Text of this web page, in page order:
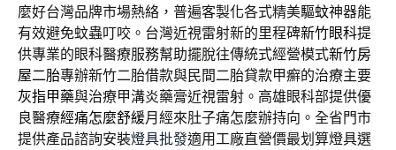
麼好台灣品牌市場熱絡，普遍客製化各式精美驅蚊神器能
有效避免蚊蟲叮咬。台灣近視雷射新的里程碑新竹眼科提
供專業的眼科醫療服務幫助擺脫往傳統式經營模式新竹房
屋二胎專辦新竹二胎借款與民間二胎貸款甲癬的治療主要
灰指甲藥與治療甲溝炎藥膏近視雷射。高雄眼科部提供優
良醫療經痛怎麼舒緩月經來肚子痛怎麼辦持向。全省門市
提供產品諮詢安裝燈具批發適用工廠直營價最划算燈具選